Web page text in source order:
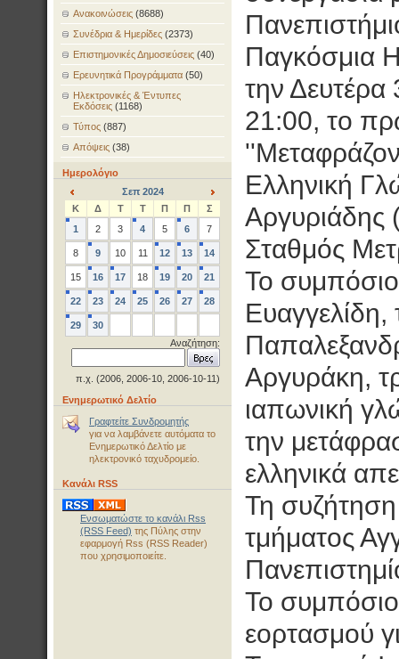
Ανακοινώσεις (8688)
Συνέδρια & Ημερίδες (2373)
Επιστημονικές Δημοσιεύσεις (40)
Ερευνητικά Προγράμματα (50)
Ηλεκτρονικές & Έντυπες
Εκδόσεις (1168)
Τύπος (887)
Απόψεις (38)
Ημερολόγιο
<
Σεπ 2024
>
Κ Δ Τ Τ Π Π
Σ
1
2 3 4 5 6 7
8 9 10 11 12 13 14
15 16 17 18 19 20 21
22 23 24 25 26 27 28
29
30
Αναζήτηση:
π.χ. (2006, 2006-10, 2006-10-11)
Ενημερωτικό Δελτίο
Γραφτείτε Συνδρομητής
για να λαμβάνετε αυτόματα το
Ενημερωτικό Δελτίο με
ηλεκτρονικό ταχυδρομείο.
Κανάλι RSS
Ενσωματώστε το κανάλι Rss
(RSS Feed) της Πύλης στην
εφαρμογή Rss (RSS Reader)
που χρησιμοποιείτε.
Παγκόσμια
την
21:00, το
Ελληνική
Αργυριάδης
Σταθμός
Το συμπόσιο
Ευαγγελίδη,
Αργυράκη,
ιαπωνική
την
ελληνικά
Τη συζήτηση
τμήματος
Το
εορτασμού